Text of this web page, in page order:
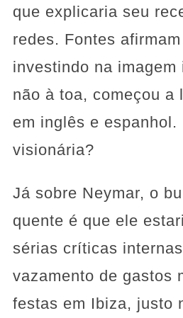
que explicaria seu
redes. Fontes
investindo na
não à toa, começou a
em inglês e
visionária?
Já sobre Neymar, o
quente é que ele
sérias críticas
vazamento de gastos
festas em Ibiza, justo